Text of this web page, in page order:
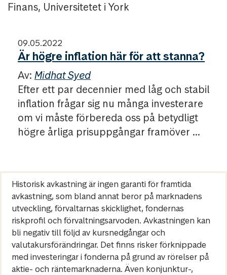
Finans, Universitetet i York
09.05.2022
Är högre inflation här för att stanna?
Av: Midhat Syed
Efter ett par decennier med låg och stabil
inflation frågar sig nu många investerare
om vi måste förbereda oss på betydligt
högre årliga prisuppgångar framöver ...
Historisk avkastning är ingen garanti för framtida
avkastning, som bland annat beror på marknadens
utveckling, förvaltarnas skicklighet, fondernas
riskprofil och förvaltningsarvoden. Avkastningen kan
bli negativ till följd av kursnedgångar och
valutakursförändringar. Det finns risker förknippade
med investeringar i fonderna på grund av rörelser på
aktie- och räntemarknaderna. Även konjunktur-,